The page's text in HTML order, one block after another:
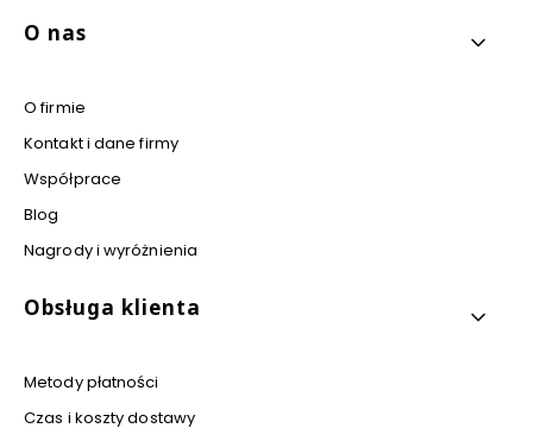
Linki w stopce
O nas
O firmie
Kontakt i dane firmy
Współprace
Blog
Nagrody i wyróżnienia
Obsługa klienta
Metody płatności
Czas i koszty dostawy